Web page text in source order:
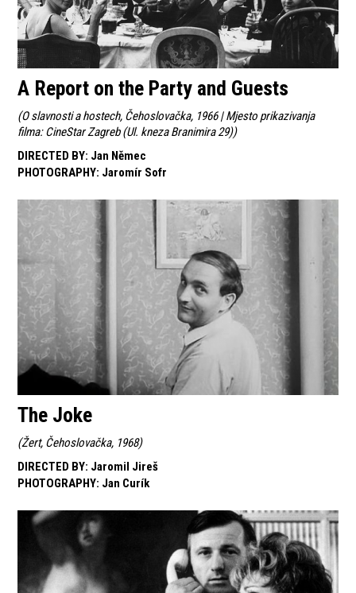
A Report on the Party and Guests
(O slavnosti a hostech, Čehoslovačka, 1966 | Mjesto prikazivanja
filma: CineStar Zagreb (Ul. kneza Branimira 29))
DIRECTED BY: Jan Němec
PHOTOGRAPHY: Jaromír Sofr
The Joke
(Žert, Čehoslovačka, 1968)
DIRECTED BY: Jaromil Jireš
PHOTOGRAPHY: Jan Curík